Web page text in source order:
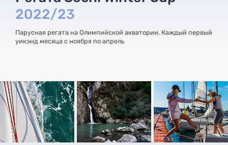
2022/23
Парусная регата на Олимпийской акватории. Каждый первый
уикэнд месяца с ноября по апрель